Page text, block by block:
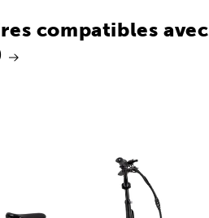
compatibles avec